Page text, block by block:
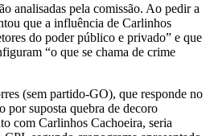
analisadas pela comissão. Ao pedir a
que a influência de Carlinhos
do poder público e privado” e que
“o que se chama de crime
(sem partido-GO), que responde no
por suposta quebra de decoro
com Carlinhos Cachoeira, seria